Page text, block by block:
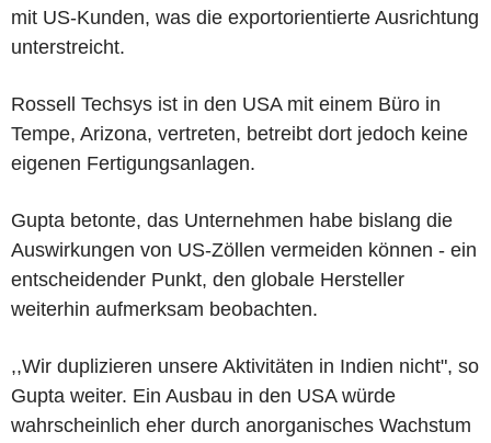
mit US-Kunden, was die exportorientierte Ausrichtung
unterstreicht.
Rossell Techsys ist in den USA mit einem Büro in
Tempe, Arizona, vertreten, betreibt dort jedoch keine
eigenen Fertigungsanlagen.
Gupta betonte, das Unternehmen habe bislang die
Auswirkungen von US-Zöllen vermeiden können - ein
entscheidender Punkt, den globale Hersteller
weiterhin aufmerksam beobachten.
,,Wir duplizieren unsere Aktivitäten in Indien nicht", so
Gupta weiter. Ein Ausbau in den USA würde
wahrscheinlich eher durch anorganisches Wachstum